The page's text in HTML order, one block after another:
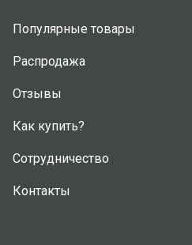
Популярные товары
Распродажа
Отзывы
Как купить?
Сотрудничество
Контакты